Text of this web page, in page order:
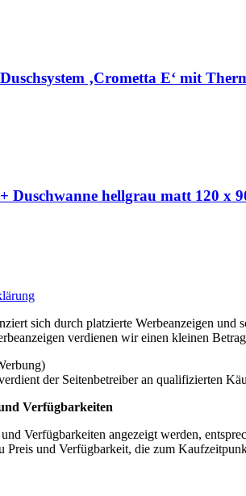
‚Crometta E‘ mit
Duschwanne hellgrau matt 120 x
sich durch platzierte Werbeanzeigen
verdienen wir einen kleinen
der Seitenbetreiber an qualifizierten
Verfügbarkeiten
Verfügbarkeiten angezeigt werden,
Preis und Verfügbarkeit, die zum